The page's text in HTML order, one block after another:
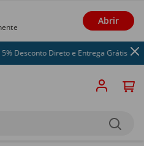
Abrir
Desconto Direto e Entrega Grátis